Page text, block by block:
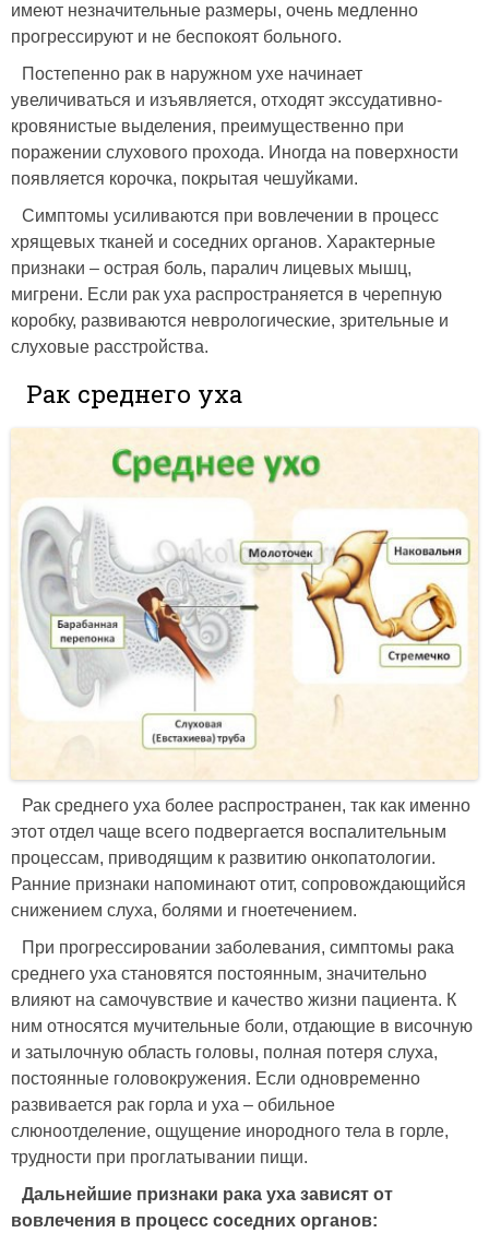
имеют незначительные размеры, очень медленно
прогрессируют и не беспокоят больного.
Постепенно рак в наружном ухе начинает
увеличиваться и изъявляется, отходят экссудативно-
кровянистые выделения, преимущественно при
поражении слухового прохода. Иногда на поверхности
появляется корочка, покрытая чешуйками.
Симптомы усиливаются при вовлечении в процесс
хрящевых тканей и соседних органов. Характерные
признаки – острая боль, паралич лицевых мышц,
мигрени. Если рак уха распространяется в черепную
коробку, развиваются неврологические, зрительные и
слуховые расстройства.
Рак среднего уха
Рак среднего уха более распространен, так как именно
этот отдел чаще всего подвергается воспалительным
процессам, приводящим к развитию онкопатологии.
Ранние признаки напоминают отит, сопровождающийся
снижением слуха, болями и гноетечением.
При прогрессировании заболевания, симптомы рака
среднего уха становятся постоянным, значительно
влияют на самочувствие и качество жизни пациента. К
ним относятся мучительные боли, отдающие в височную
и затылочную область головы, полная потеря слуха,
постоянные головокружения. Если одновременно
развивается рак горла и уха – обильное
слюноотделение, ощущение инородного тела в горле,
трудности при проглатывании пищи.
Дальнейшие признаки рака уха зависят от
вовлечения в процесс соседних органов: